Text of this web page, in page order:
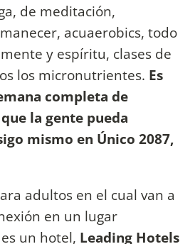
de meditación,
acuaerobics, todo
y espíritu, clases de
los micronutrientes. Es
completa de
la gente pueda
mismo en Único 2087,
adultos en el cual van a
en un lugar
un hotel, Leading Hotels